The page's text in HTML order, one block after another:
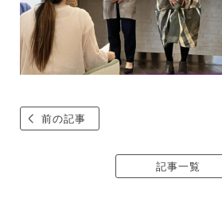
前の記事
記事一覧